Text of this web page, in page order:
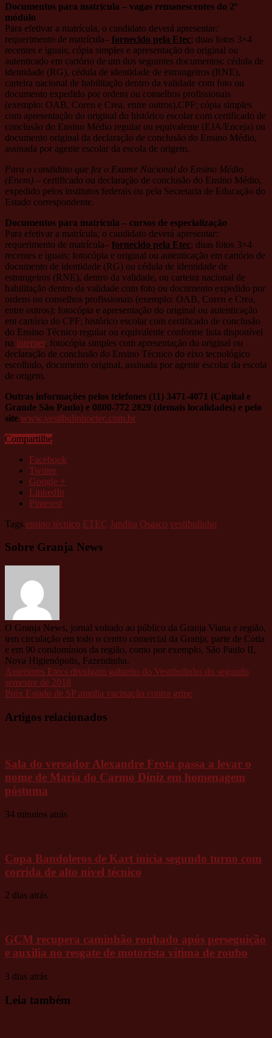
Documentos para matrícula – vagas remanescentes do 2º
módulo
Para efetivar a matrícula, o candidato deverá apresentar:
requerimento de matrícula– fornecido pela Etec; duas fotos 3×4
recentes e iguais; cópia simples e apresentação do original ou
autenticado em cartório de um dos seguintes documentos: cédula de
identidade (RG), cédula de identidade de estrangeiros (RNE),
carteira nacional de habilitação dentro da validade com foto ou
documento expedido por ordens ou conselhos profissionais
(exemplo: OAB, Coren e Crea, entre outros),CPF; cópia simples
com apresentação do original do histórico escolar com certificado de
conclusão do Ensino Médio regular ou equivalente (EJA/Enceja) ou
documento original da declaração de conclusão do Ensino Médio,
assinada por agente escolar da escola de origem.
Para o candidato que fez o Exame Nacional do Ensino Médio
(Enem) – certificado ou declaração de conclusão do Ensino Médio,
expedido pelos institutos federais ou pela Secretaria de Educação do
Estado correspondente.
Documentos para matrícula – cursos de especialização
Para efetivar a matrícula, o candidato deverá apresentar:
requerimento de matrícula– fornecido pela Etec; duas fotos 3×4
recentes e iguais; fotocópia e original ou autenticação em cartório de
documento de identidade (RG) ou cédula de identidade de
estrangeiros (RNE), dentro da validade, ou carteira nacional de
habilitação dentro da validade com foto ou documento expedido por
ordens ou conselhos profissionais (exemplo: OAB, Coren e Crea,
entre outros); fotocópia e apresentação do original ou autenticação
em cartório do CPF; histórico escolar com certificado de conclusão
do Ensino Técnico regular ou equivalente conforme lista disponível
na internet, fotocópia simples com apresentação do original ou
declaração de conclusão do Ensino Técnico do eixo tecnológico
escolhido, documento original, assinada por agente escolar da escola
de origem.
Outras informações pelos telefones (11) 3471-4071 (Capital e
Grande São Paulo) e 0800-772 2829 (demais localidades) e pelo
site www.vestibulinhoetec.com.br
Compartilhe
Facebook
Twitter
Google +
LinkedIn
Pinterest
Tags ensino técnico ETEC Jandira Osasco vestibulinho
Sobre Granja News
O Granja News, jornal voltado ao público da Granja Viana e região,
tem circulação em todo o centro comercial da Granja, parte de Cotia
e em 90 condomínios da região, como por exemplo, São Paulo II,
Nova Higienópolis, Fazendinha.
Anteriores Etecs divulgam gabarito do Vestibulinho do segundo
semestre de 2018
Próx Estado de SP amplia vacinação contra gripe
Artigos relacionados
Sala do vereador Alexandre Frota passa a levar o
nome de Maria do Carmo Diniz em homenagem
póstuma
34 minutos atrás
Copa Bandoleros de Kart inicia segundo turno com
corrida de alto nível técnico
2 dias atrás
GCM recupera caminhão roubado após perseguição
e auxilia no resgate de motorista vítima de roubo
3 dias atrás
Leia também